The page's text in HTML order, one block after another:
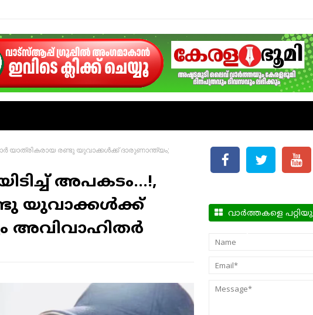
യാത്രികരായ രണ്ടു യുവാക്കൾക്ക് ദാരുണാന്ത്യം;
അപകടം...!,
യുവാക്കൾക്ക്
അവിവാഹിതർ
വാർത്തകളെ